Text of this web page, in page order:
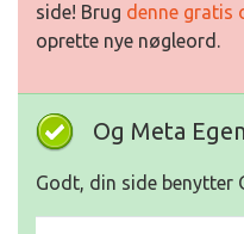
side! Brug denne gratis
oprette nye nøgleord.
Og Meta
Godt, din side benytter